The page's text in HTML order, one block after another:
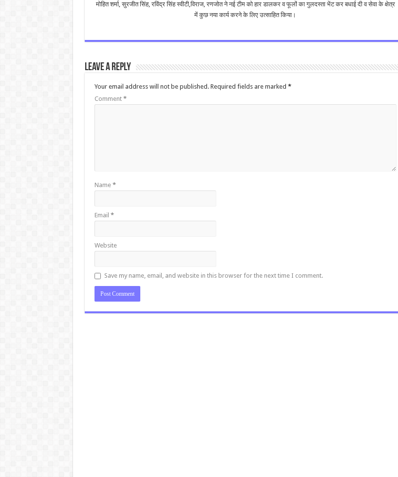
मोहित शर्मा, सुरजीत सिंह, रविंद्र सिंह स्वीटी,विराज, रणजोत ने नई टीम को हार डालकर व फूलों का गुलदस्ता भेंट कर ‌बधाई दी ‌व सेवा के क्षेत्र
में कुछ नया कार्य करने के लिए उत्साहित किया।
Leave a Reply
Your email address will not be published. Required fields are marked *
Comment *
Name *
Email *
Website
Save my name, email, and website in this browser for the next time I comment.